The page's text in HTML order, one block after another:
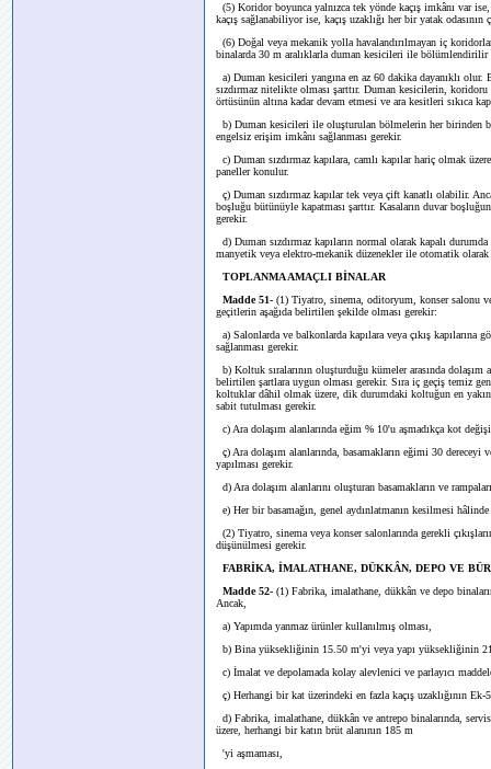
(5) Koridor boyunca yalnızca tek yönde kaçış imkânı var
kaçış sağlanabiliyor ise, kaçış uzaklığı her bir yatak odasının
(6) Doğal veya mekanik yolla havalandırılmayan iç
binalarda 30 m aralıklarla duman kesicileri ile bölümlendirilir
a) Duman kesicileri yangına en az 60 dakika dayanıklı olur.
sızdırmaz nitelikte olması şarttır. Duman kesicilerin,
örtüsünün altına kadar devam etmesi ve ara kesitleri sıkıca
b) Duman kesicileri ile oluşturulan bölmelerin her birinden bir
engelsiz erişim imkânı sağlanması gerekir.
c) Duman sızdırmaz kapılara, camlı kapılar hariç olmak
paneller konulur.
ç) Duman sızdırmaz kapılar tek veya çift kanatlı olabilir.
boşluğu bütünüyle kapatması şarttır. Kasaların duvar
gerekir.
d) Duman sızdırmaz kapıların normal olarak kapalı
manyetik veya elektro-mekanik düzenekler ile otomatik
TOPLANMA AMAÇLI BİNALAR
Madde 51- (1) Tiyatro, sinema, oditoryum, konser salonu
geçitlerin aşağıda belirtilen şekilde olması gerekir:
a) Salonlarda ve balkonlarda kapılara veya çıkış
sağlanması gerekir.
b) Koltuk sıralarının oluşturduğu kümeler arasında
belirtilen şartlara uygun olması gerekir. Sıra iç geçiş temiz
koltuklar dâhil olmak üzere, dik durumdaki koltuğun en yakın
sabit tutulması gerekir.
c) Ara dolaşım alanlarında eğim % 10'u aşmadıkça kot
ç) Ara dolaşım alanlarında, basamakların eğimi 30
yapılması gerekir.
d) Ara dolaşım alanlarını oluşturan basamakların ve
e) Her bir basamağın, genel aydınlatmanın kesilmesi
(2) Tiyatro, sinema veya konser salonlarında gerekli
düşünülmesi gerekir.
FABRİKA, İMALATHANE, DÜKKÂN, DEPO VE
Madde 52- (1) Fabrika, imalathane, dükkân ve depo
Ancak,
a) Yapımda yanmaz ürünler kullanılmış olması,
b) Bina yüksekliğinin 15.50 m'yi veya yapı yüksekliğinin
c) İmalat ve depolamada kolay alevlenici ve parlayıcı
ç) Herhangi bir kat üzerindeki en fazla kaçış uzaklığının
d) Fabrika, imalathane, dükkân ve antrepo binalarında,
üzere, herhangi bir katın brüt alanının 185 m
'yi aşmaması,